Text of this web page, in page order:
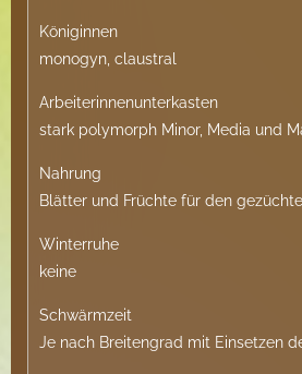
Königinnen
monogyn, claustral
Arbeiterinnenunterkasten
stark polymorph Minor, Media und
Nahrung
Blätter und Früchte für den
Winterruhe
keine
Schwärmzeit
Je nach Breitengrad mit Einsetzen